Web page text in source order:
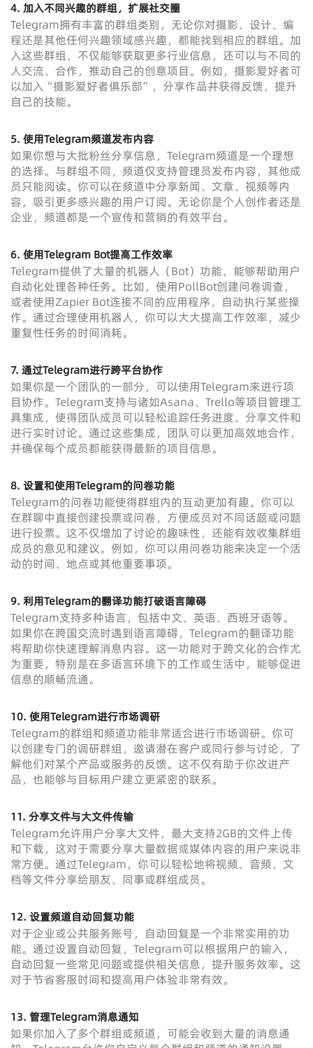
4. 加入不同兴趣的群组，扩展社交圈
Telegram拥有丰富的群组类别，无论你对摄影、设计、编
程还是其他任何兴趣领域感兴趣，都能找到相应的群组。加
入这些群组，不仅能够获取更多行业信息，还可以与不同的
人交流、合作，推动自己的创意项目。例如，摄影爱好者可
以加入“摄影爱好者俱乐部”，分享作品并获得反馈，提升
自己的技能。
5. 使用Telegram频道发布内容
如果你想与大批粉丝分享信息，Telegram频道是一个理想
的选择。与群组不同，频道仅支持管理员发布内容，其他成
员只能阅读。你可以在频道中分享新闻、文章、视频等内
容，吸引更多感兴趣的用户订阅。无论你是个人创作者还是
企业，频道都是一个宣传和营销的有效平台。
6. 使用Telegram Bot提高工作效率
Telegram提供了大量的机器人（Bot）功能，能够帮助用户
自动化处理各种任务。比如，使用PollBot创建问卷调查，
或者使用Zapier Bot连接不同的应用程序，自动执行某些操
作。通过合理使用机器人，你可以大大提高工作效率，减少
重复性任务的时间消耗。
7. 通过Telegram进行跨平台协作
如果你是一个团队的一部分，可以使用Telegram来进行项
目协作。Telegram支持与诸如Asana、Trello等项目管理工
具集成，使得团队成员可以轻松追踪任务进度、分享文件和
进行实时讨论。通过这些集成，团队可以更加高效地合作，
并确保每个成员都能获得最新的项目信息。
8. 设置和使用Telegram的问卷功能
Telegram的问卷功能使得群组内的互动更加有趣。你可以
在群聊中直接创建投票或问卷，方便成员对不同话题或问题
进行投票。这不仅增加了讨论的趣味性，还能有效收集群组
成员的意见和建议。例如，你可以用问卷功能来决定一个活
动的时间、地点或其他重要事项。
9. 利用Telegram的翻译功能打破语言障碍
Telegram支持多种语言，包括中文、英语、西班牙语等。
如果你在跨国交流时遇到语言障碍，Telegram的翻译功能
将帮助你快速理解消息内容。这一功能对于跨文化的合作尤
为重要，特别是在多语言环境下的工作或生活中，能够促进
信息的顺畅流通。
10. 使用Telegram进行市场调研
Telegram的群组和频道功能非常适合进行市场调研。你可
以创建专门的调研群组，邀请潜在客户或同行参与讨论，了
解他们对某个产品或服务的反馈。这不仅有助于你改进产
品，也能够与目标用户建立更紧密的联系。
11. 分享文件与大文件传输
Telegram允许用户分享大文件，最大支持2GB的文件上传
和下载，这对于需要分享大量数据或媒体内容的用户来说非
常方便。通过Telegram，你可以轻松地将视频、音频、文
档等文件分享给朋友、同事或群组成员。
12. 设置频道自动回复功能
对于企业或公共服务账号，自动回复是一个非常实用的功
能。通过设置自动回复，Telegram可以根据用户的输入，
自动回复一些常见问题或提供相关信息，提升服务效率。这
对于节省客服时间和提高用户体验非常有效。
13. 管理Telegram消息通知
如果你加入了多个群组或频道，可能会收到大量的消息通